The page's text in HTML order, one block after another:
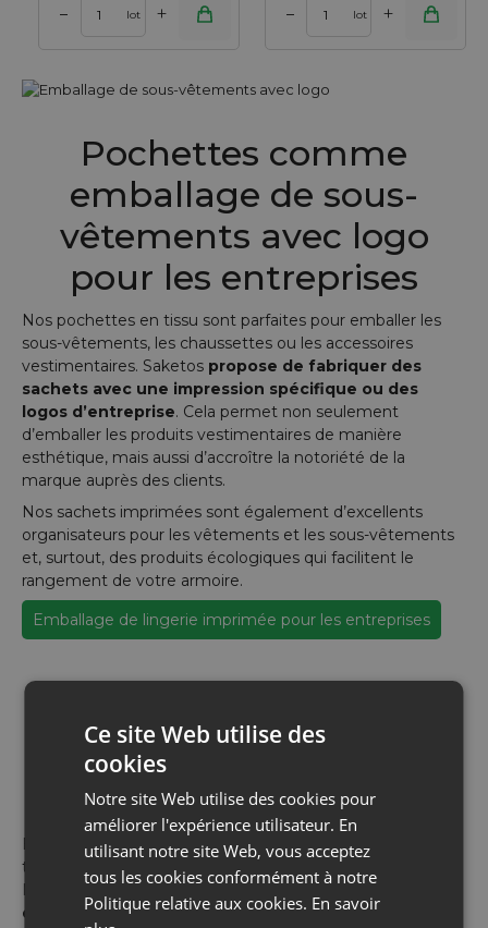
– lot + – lot +
Pochettes comme
emballage de sous-
vêtements avec logo
pour les entreprises
Nos pochettes en tissu sont parfaites pour emballer les
sous-vêtements, les chaussettes ou les accessoires
vestimentaires. Saketos propose de fabriquer des
sachets avec une impression spécifique ou des
logos d’entreprise. Cela permet non seulement
d’emballer les produits vestimentaires de manière
esthétique, mais aussi d’accroître la notoriété de la
marque auprès des clients.
Nos sachets imprimées sont également d’excellents
organisateurs pour les vêtements et les sous-vêtements
et, surtout, des produits écologiques qui facilitent le
rangement de votre armoire.
Emballage de lingerie imprimée pour les entreprises
Où acheter des sacs
fonctionnels pour
vêtements?
Bienvenue dans notre magasin de gros, où vous
trouverez des pochettes à vêtements fonctionnelles !
Nous offrons une large sélection de sachetspratiques
qui vous aideront à garder votre garde-robe en
Ce site Web utilise des
cookies
Notre site Web utilise des cookies pour
améliorer l'expérience utilisateur. En
utilisant notre site Web, vous acceptez
tous les cookies conformément à notre
Politique relative aux cookies. En savoir